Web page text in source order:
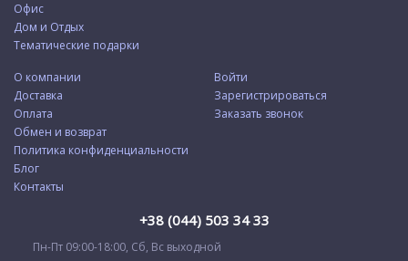
Офис
Дом и Отдых
Тематические подарки
О компании
Доставка
Оплата
Обмен и возврат
Политика конфиденциальности
Блог
Контакты
Войти
Зарегистрироваться
Заказать звонок
+38 (044) 503 34 33
Пн-Пт 09:00-18:00, Сб, Вс выходной